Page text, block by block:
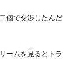
個で交渉したんだ
ームを見るとトラ